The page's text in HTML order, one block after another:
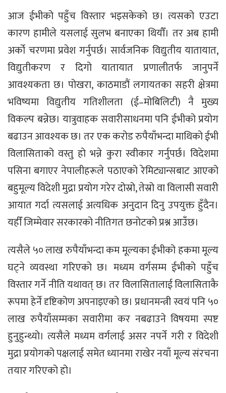
आज ईभीको पहुँच विस्तार भइसकेको छ। त्यसको एउटा
कारण हामीले यसलाई सुलभ बनाएका थियौँ। तर अब हामी
अर्को चरणमा प्रवेश गर्नुपर्छ। सार्वजनिक विद्युतीय यातायात,
विद्युतीकरण र दिगो यातायात प्रणालीतर्फ जानुपर्ने
आवश्यकता छ। पोखरा, काठमाडौं लगायतका सहरी क्षेत्रमा
भविष्यमा विद्युतीय गतिशीलता (ई–मोबिलिटी) नै मुख्य
विकल्प बन्नेछ। यात्रुवाहक सवारीसाधनमा पनि ईभीको प्रयोग
बढाउन आवश्यक छ। तर एक करोड रुपैयाँभन्दा माथिको ईभी
विलासिताको वस्तु हो भन्ने कुरा स्वीकार गर्नुपर्छ। विदेशमा
पसिना बगाएर नेपालीहरूले पठाएको रेमिट्यान्सबाट आएको
बहुमूल्य विदेशी मुद्रा प्रयोग गरेर दोस्रो, तेस्रो वा विलासी सवारी
आयात गर्दा त्यसलाई अत्यधिक अनुदान दिनु उपयुक्त हुँदैन।
यहीँ जिम्मेवार सरकारको नीतिगत छनोटको प्रश्न आउँछ।
त्यसैले ५० लाख रुपैयाँभन्दा कम मूल्यका ईभीको हकमा मूल्य
घट्ने व्यवस्था गरिएको छ। मध्यम वर्गसम्म ईभीको पहुँच
विस्तार गर्ने नीति यथावत् छ। तर विलासितालाई विलासिताकै
रूपमा हेर्ने दृष्टिकोण अपनाइएको छ। प्रधानमन्त्री स्वयं पनि ५०
लाख रुपैयाँसम्मका सवारीमा कर नबढाउने विषयमा स्पष्ट
हुनुहुन्थ्यो। त्यसैले मध्यम वर्गलाई असर नपर्ने गरी र विदेशी
मुद्रा प्रयोगको पक्षलाई समेत ध्यानमा राखेर नयाँ मूल्य संरचना
तयार गरिएको हो।